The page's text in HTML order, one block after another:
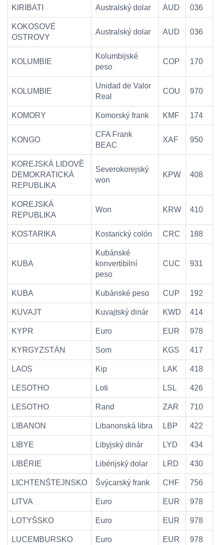
KIRIBATI Australský dolar AUD 036
KOKOSOVÉ
OSTROVY
Australský dolar AUD 036
KOLUMBIE
Kolumbijské
peso
COP 170
KOLUMBIE
Unidad de Valor
Real
COU 970
KOMORY Komorský frank KMF 174
KONGO
CFA Frank
BEAC
XAF 950
KOREJSKÁ LIDOVĚ
DEMOKRATICKÁ
REPUBLIKA
Severokorejský
won
KPW 408
KOREJSKÁ
REPUBLIKA
Won KRW 410
KOSTARIKA Kostarický colón CRC 188
KUBA
Kubánské
konvertibilní
peso
CUC 931
KUBA Kubánské peso CUP 192
KUVAJT Kuvajtský dinár KWD 414
KYPR Euro EUR 978
KYRGYZSTÁN Som KGS 417
LAOS Kip LAK 418
LESOTHO Loti LSL 426
LESOTHO Rand ZAR 710
LIBANON Libanonská libra LBP 422
LIBYE Libyjský dinár LYD 434
LIBÉRIE Libérijský dolar LRD 430
LICHTENŠTEJNSKO Švýcarský frank CHF 756
LITVA Euro EUR 978
LOTYŠSKO Euro EUR 978
LUCEMBURSKO Euro EUR 978